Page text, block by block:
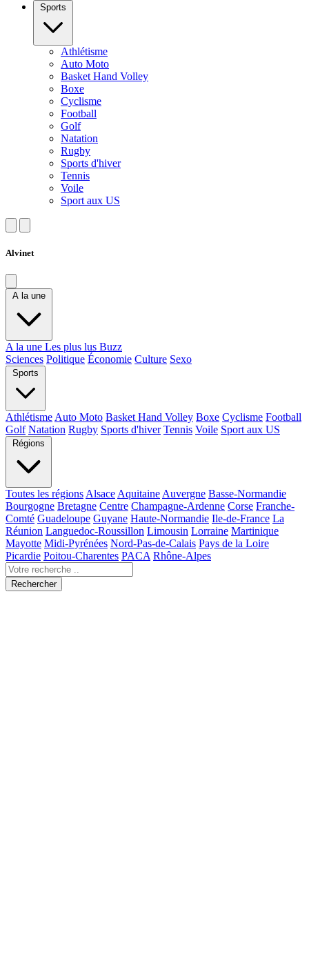
Sports
Athlétisme
Auto Moto
Basket Hand Volley
Boxe
Cyclisme
Football
Golf
Natation
Rugby
Sports d'hiver
Tennis
Voile
Sport aux US
Alvinet
A la une
A la une Les plus lus Buzz
Sciences Politique Économie Culture Sexo
Sports
Athlétisme Auto Moto Basket Hand Volley Boxe Cyclisme Football
Golf Natation Rugby Sports d'hiver Tennis Voile Sport aux US
Régions
Toutes les régions Alsace Aquitaine Auvergne Basse-Normandie
Bourgogne Bretagne Centre Champagne-Ardenne Corse Franche-
Comté Guadeloupe Guyane Haute-Normandie Ile-de-France La
Réunion Languedoc-Roussillon Limousin Lorraine Martinique
Mayotte Midi-Pyrénées Nord-Pas-de-Calais Pays de la Loire
Picardie Poitou-Charentes PACA Rhône-Alpes
Rechercher